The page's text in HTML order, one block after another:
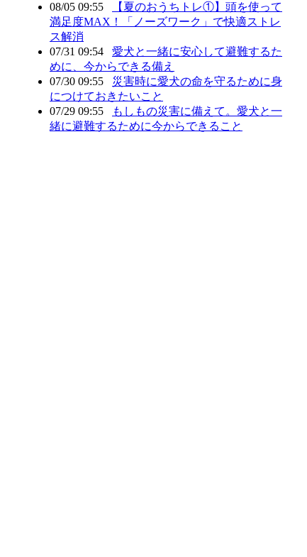
08/05 09:55
【夏のおうちトレ①】頭を使って
満足度MAX！「ノーズワーク」で快適ストレ
ス解消
07/31 09:54
愛犬と一緒に安心して避難するた
めに、今からできる備え
07/30 09:55
災害時に愛犬の命を守るために身
につけておきたいこと
07/29 09:55
もしもの災害に備えて。愛犬と一
緒に避難するために今からできること